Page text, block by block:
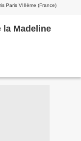
Paris VIIIème (France)
la Madeline